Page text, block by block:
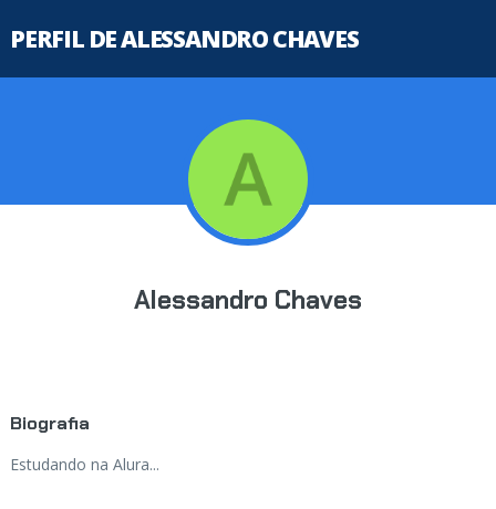
PERFIL DE ALESSANDRO CHAVES
Alessandro Chaves
Biografia
Estudando na Alura...